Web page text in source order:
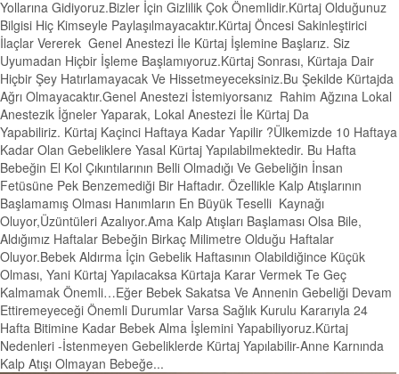
Yollarına Gidiyoruz.Bizler İçin Gizlilik Çok Önemlidir.Kürtaj Olduğunuz
Bilgisi Hiç Kimseyle Paylaşılmayacaktır.Kürtaj Öncesi Sakinleştirici
İlaçlar Vererek Genel Anestezi İle Kürtaj İşlemine Başlarız. Siz
Uyumadan Hiçbir İşleme Başlamıyoruz.Kürtaj Sonrası, Kürtaja Dair
Hiçbir Şey Hatırlamayacak Ve Hissetmeyeceksiniz.Bu Şekilde Kürtajda
Ağrı Olmayacaktır.Genel Anestezi İstemiyorsanız Rahim Ağzına Lokal
Anestezik İğneler Yaparak, Lokal Anestezi İle Kürtaj Da
Yapabiliriz. Kürtaj Kaçinci Haftaya Kadar Yapilir ?Ülkemizde 10 Haftaya
Kadar Olan Gebeliklere Yasal Kürtaj Yapılabilmektedir. Bu Hafta
Bebeğin El Kol Çıkıntılarının Belli Olmadığı Ve Gebeliğin İnsan
Fetüsüne Pek Benzemediği Bir Haftadır. Özellikle Kalp Atışlarının
Başlamamış Olması Hanımların En Büyük Teselli Kaynağı
Oluyor,Üzüntüleri Azalıyor.Ama Kalp Atışları Başlaması Olsa Bile,
Aldığımız Haftalar Bebeğin Birkaç Milimetre Olduğu Haftalar
Oluyor.Bebek Aldırma İçin Gebelik Haftasının Olabildiğince Küçük
Olması, Yani Kürtaj Yapılacaksa Kürtaja Karar Vermek Te Geç
Kalmamak Önemli…Eğer Bebek Sakatsa Ve Annenin Gebeliği Devam
Ettiremeyeceği Önemli Durumlar Varsa Sağlık Kurulu Kararıyla 24
Hafta Bitimine Kadar Bebek Alma İşlemini Yapabiliyoruz.Kürtaj
Nedenleri -İstenmeyen Gebeliklerde Kürtaj Yapılabilir-Anne Karnında
Kalp Atışı Olmayan Bebeğe...